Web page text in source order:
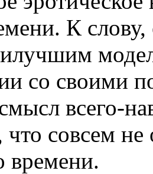
К слову,
со своими
всего-
что совсем
времени.